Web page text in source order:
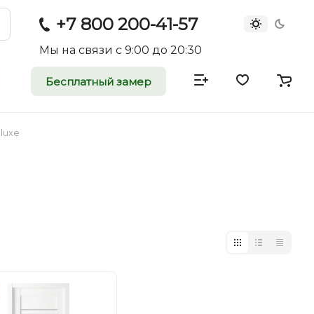
+7 800 200-41-57
Мы на связи с 9:00 до 20:30
Бесплатный замер
и